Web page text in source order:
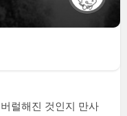
럴해진 것인지 만사